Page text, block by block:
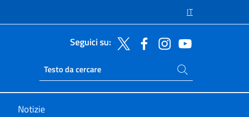
IT
Seguici su:
Ricerca sito live
Cerca nel sito
Notizie